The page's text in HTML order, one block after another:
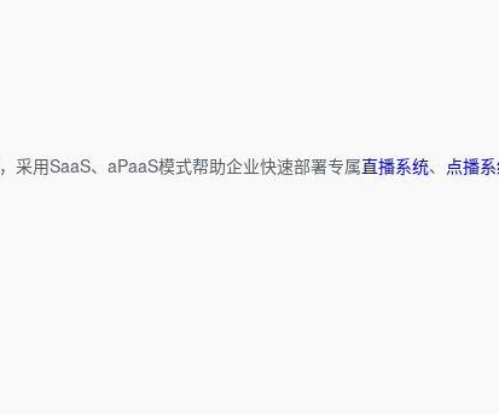
，采用SaaS、aPaaS模式帮助企业快速部署专属直播系统、 点播